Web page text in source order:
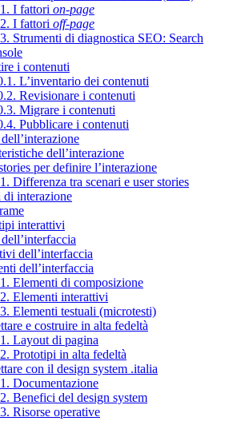
I fattori on-page
I fattori off-page
Strumenti di diagnostica SEO: Search
i contenuti
L’inventario dei contenuti
Revisionare i contenuti
Migrare i contenuti
Pubblicare i contenuti
dell’interazione
per definire l’interazione
Differenza tra scenari e user stories
di interazione
interattivi
dell’interfaccia
dell’interfaccia
Elementi di composizione
Elementi interattivi
Elementi testuali (microtesti)
e costruire in alta fedeltà
Layout di pagina
Prototipi in alta fedeltà
con il design system .italia
Documentazione
Benefici del design system
Risorse operative